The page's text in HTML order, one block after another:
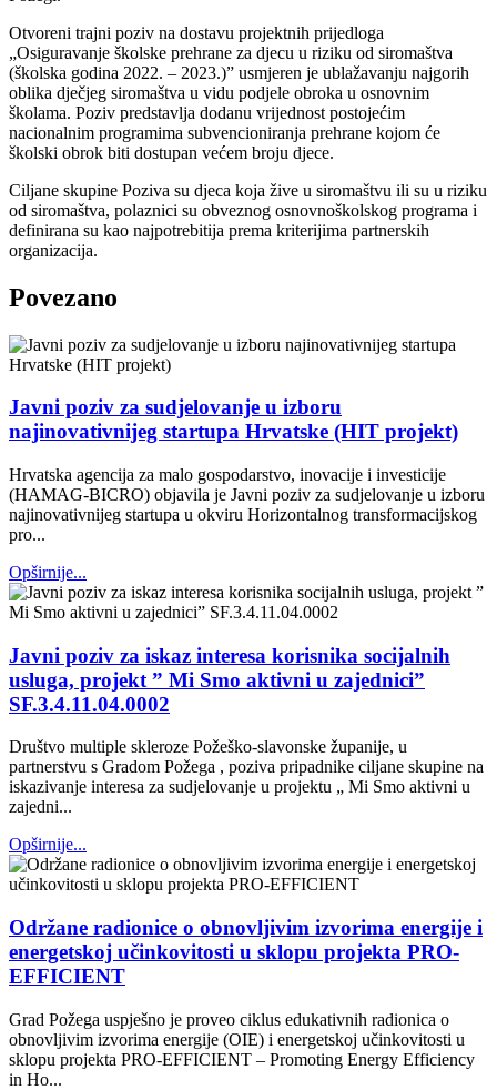
Otvoreni trajni poziv na dostavu projektnih prijedloga
„Osiguravanje školske prehrane za djecu u riziku od siromaštva
(školska godina 2022. – 2023.)” usmjeren je ublažavanju najgorih
oblika dječjeg siromaštva u vidu podjele obroka u osnovnim
školama. Poziv predstavlja dodanu vrijednost postojećim
nacionalnim programima subvencioniranja prehrane kojom će
školski obrok biti dostupan većem broju djece.
Ciljane skupine Poziva su djeca koja žive u siromaštvu ili su u riziku
od siromaštva, polaznici su obveznog osnovnoškolskog programa i
definirana su kao najpotrebitija prema kriterijima partnerskih
organizacija.
Povezano
Javni poziv za sudjelovanje u izboru
najinovativnijeg startupa Hrvatske (HIT projekt)
Hrvatska agencija za malo gospodarstvo, inovacije i investicije
(HAMAG-BICRO) objavila je Javni poziv za sudjelovanje u izboru
najinovativnijeg startupa u okviru Horizontalnog transformacijskog
pro...
Opširnije...
Javni poziv za iskaz interesa korisnika socijalnih
usluga, projekt ” Mi Smo aktivni u zajednici”
SF.3.4.11.04.0002
Društvo multiple skleroze Požeško-slavonske županije, u
partnerstvu s Gradom Požega , poziva pripadnike ciljane skupine na
iskazivanje interesa za sudjelovanje u projektu „ Mi Smo aktivni u
zajedni...
Opširnije...
Održane radionice o obnovljivim izvorima energije i
energetskoj učinkovitosti u sklopu projekta PRO-
EFFICIENT
Grad Požega uspješno je proveo ciklus edukativnih radionica o
obnovljivim izvorima energije (OIE) i energetskoj učinkovitosti u
sklopu projekta PRO-EFFICIENT – Promoting Energy Efficiency
in Ho...